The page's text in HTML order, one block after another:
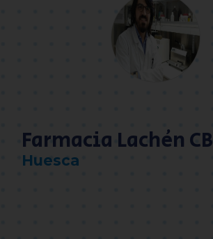
Farmacia Lachén CB
Huesca